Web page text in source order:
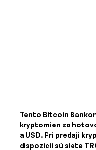
Tento Bitcoin
kryptomien za
a USD. Pri predaji
dispozícii sú siete